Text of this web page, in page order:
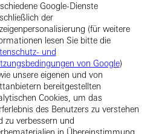
Google-Dienste
der
(für weitere
lesen Sie bitte die
und
von Google)
unsere eigenen und von
bereitgestellten
Cookies, um das
des Benutzers zu verstehen
zu verbessern und